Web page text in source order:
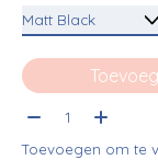
Aantal:
Toevoegen om te